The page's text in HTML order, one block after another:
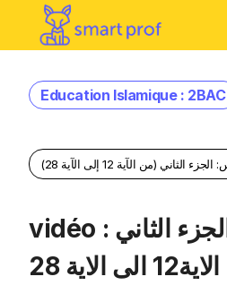
Education Islamique : 2BAC
vidéo : سورة يس الجزء الثاني
الاية12 الى الاية 28